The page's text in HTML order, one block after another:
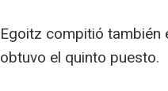
Egoitz compitió también
obtuvo el quinto puesto.